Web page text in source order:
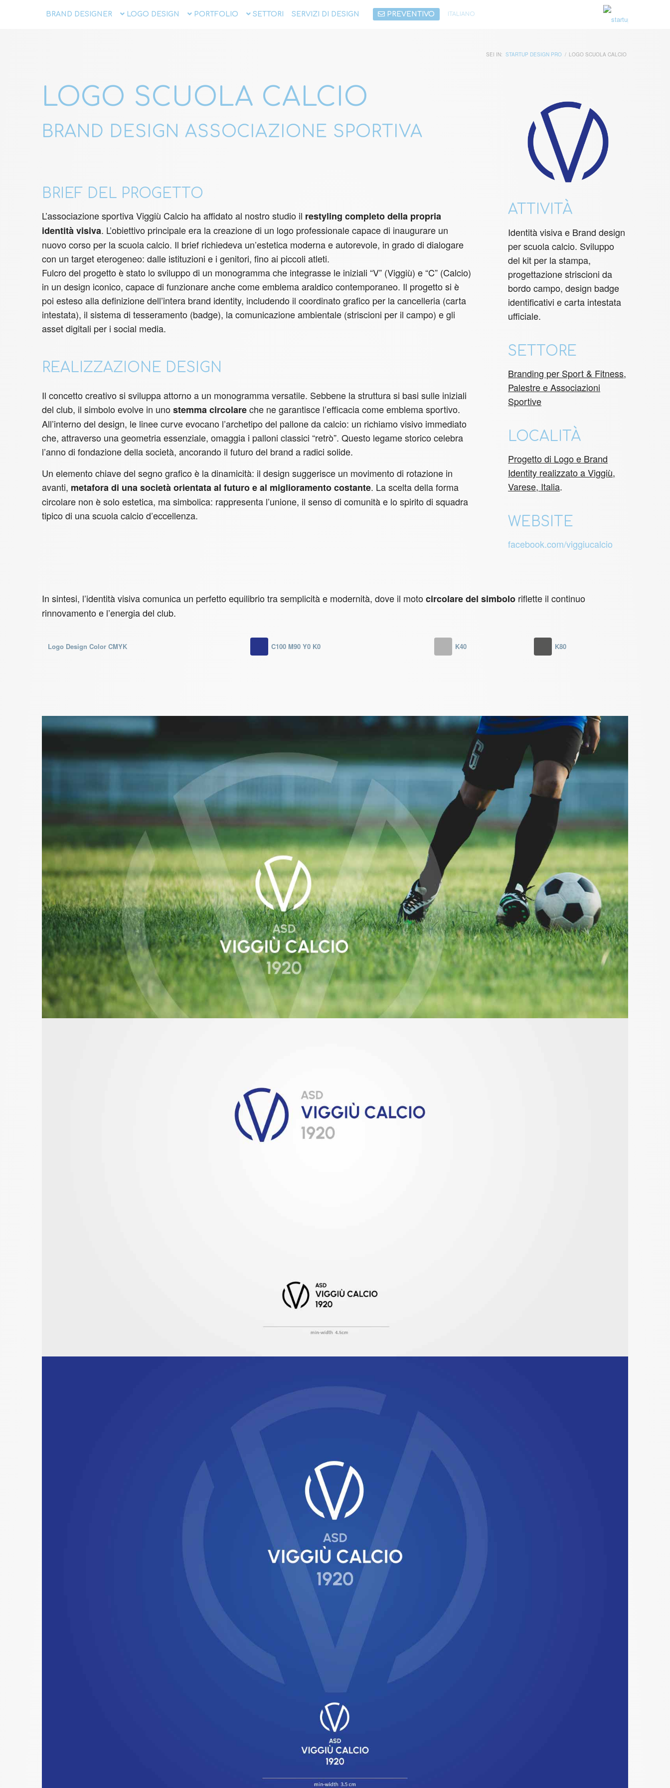
BRAND DESIGNER LOGO DESIGN PORTFOLIO SETTORI SERVIZI DI DESIGN PREVENTIVO ITALIANO
SEI IN: STARTUP DESIGN PRO / LOGO SCUOLA CALCIO
LOGO SCUOLA CALCIO
BRAND DESIGN ASSOCIAZIONE SPORTIVA
BRIEF DEL PROGETTO
L’associazione sportiva Viggiù Calcio ha affidato al nostro studio il restyling completo della propria
identità visiva. L’obiettivo principale era la creazione di un logo professionale capace di inaugurare un
nuovo corso per la scuola calcio. Il brief richiedeva un’estetica moderna e autorevole, in grado di dialogare
con un target eterogeneo: dalle istituzioni e i genitori, fino ai piccoli atleti.
Fulcro del progetto è stato lo sviluppo di un monogramma che integrasse le iniziali “V” (Viggiù) e “C” (Calcio)
in un design iconico, capace di funzionare anche come emblema araldico contemporaneo. Il progetto si è
poi esteso alla definizione dell’intera brand identity, includendo il coordinato grafico per la cancelleria (carta
intestata), il sistema di tesseramento (badge), la comunicazione ambientale (striscioni per il campo) e gli
asset digitali per i social media.
REALIZZAZIONE DESIGN
Il concetto creativo si sviluppa attorno a un monogramma versatile. Sebbene la struttura si basi sulle iniziali
del club, il simbolo evolve in unostemma circolareche ne garantisce l’efficacia come emblema sportivo.
All’interno del design, le linee curve evocano l’archetipo del pallone da calcio: un richiamo visivo immediato
che, attraverso una geometria essenziale, omaggia i palloni classici “retrò”. Questo legame storico celebra
l’anno di fondazione della società, ancorando il futuro del brand a radici solide.
Un elemento chiave del segno grafico è la dinamicità: il design suggerisce un movimento di rotazione in
avanti, metafora di una società orientata al futuro e al miglioramento costante. La scelta della forma
circolare non è solo estetica, ma simbolica: rappresenta l’unione, il senso di comunità e lo spirito di squadra
tipico di una scuola calcio d’eccellenza.
ATTIVITÀ
Identità visiva e Brand design
per scuola calcio. Sviluppo
del kit per la stampa,
progettazione striscioni da
bordo campo, design badge
identificativi e carta intestata
ufficiale.
SETTORE
Branding per Sport & Fitness,
Palestre e Associazioni
Sportive
LOCALITÀ
Progetto di Logo e Brand
Identity realizzato a Viggiù,
Varese, Italia.
WEBSITE
facebook.com/viggiucalcio
In sintesi, l’identità visiva comunica un perfetto equilibrio tra semplicità e modernità, dove il motocircolare del simboloriflette il continuo
rinnovamento e l’energia del club.
Logo Design Color CMYK C100 M90 Y0 K0 K40 K80